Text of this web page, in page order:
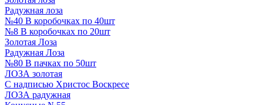
Радужная лоза
№40 В коробочках по 40шт
№8 В коробочках по 20шт
Золотая Лоза
Радужная Лоза
№80 В пачках по 50шт
ЛОЗА золотая
С надписью Христос Воскресе
ЛОЗА радужная